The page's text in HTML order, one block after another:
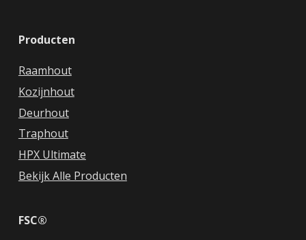
Producten
Raamhout
Kozijnhout
Deurhout
Traphout
HPX Ultimate
Bekijk Alle Producten
FSC®